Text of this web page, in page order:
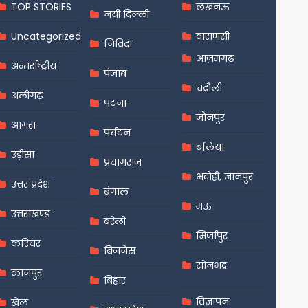
TOP STORIES
Uncategorized
अन्तर्राष्ट्रीय
अलीगढ़
आगरा
उड़ीसा
उत्तर प्रदेश
उत्तराखण्ड
करियर
कानपुर
खेल
नयी दिल्ली
निविदा
पंजाब
पटना
पर्यटन
प्रयागराज
बंगाल
बरेली
बिजनेस
बिहार
लखनऊ
वाराणसी
आज़मगढ़
चंदौली
जौनपुर
बलिया
भदोही, ज्ञानपुर
मऊ
मिर्जापुर
सोनभद्र
विज्ञापन